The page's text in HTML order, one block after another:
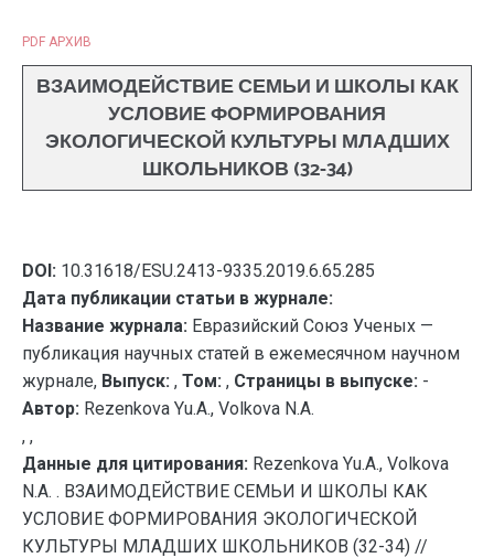
PDF АРХИВ
ВЗАИМОДЕЙСТВИЕ СЕМЬИ И ШКОЛЫ КАК
УСЛОВИЕ ФОРМИРОВАНИЯ
ЭКОЛОГИЧЕСКОЙ КУЛЬТУРЫ МЛАДШИХ
ШКОЛЬНИКОВ (32-34)
DOI: 10.31618/ESU.2413-9335.2019.6.65.285
Дата публикации статьи в журнале:
Название журнала: Евразийский Союз Ученых —
публикация научных статей в ежемесячном научном
журнале, Выпуск: , Том: , Страницы в выпуске: -
Автор: Rezenkova Yu.A., Volkova N.A.
, ,
Данные для цитирования: Rezenkova Yu.A., Volkova
N.A. . ВЗАИМОДЕЙСТВИЕ СЕМЬИ И ШКОЛЫ КАК
УСЛОВИЕ ФОРМИРОВАНИЯ ЭКОЛОГИЧЕСКОЙ
КУЛЬТУРЫ МЛАДШИХ ШКОЛЬНИКОВ (32-34) //